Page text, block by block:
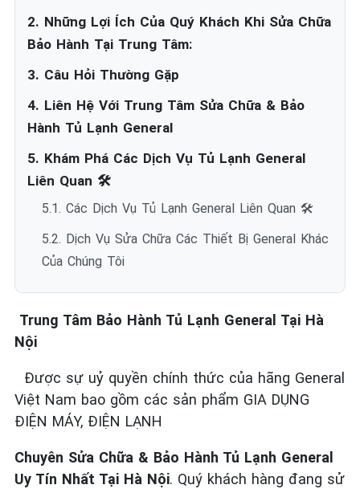
2. Những Lợi Ích Của Quý Khách Khi Sửa Chữa
Bảo Hành Tại Trung Tâm:
3. Câu Hỏi Thường Gặp
4. Liên Hệ Với Trung Tâm Sửa Chữa & Bảo
Hành Tủ Lạnh General
5. Khám Phá Các Dịch Vụ Tủ Lạnh General
Liên Quan 🛠️
5.1. Các Dịch Vụ Tủ Lạnh General Liên Quan 🛠️
5.2. Dịch Vụ Sửa Chữa Các Thiết Bị General Khác
Của Chúng Tôi
Trung Tâm Bảo Hành Tủ Lạnh General Tại Hà
Nội
Được sự uỷ quyền chính thức của hãng General
Việt Nam bao gồm các sản phẩm GIA DỤNG
ĐIỆN MÁY, ĐIỆN LẠNH
Chuyên Sửa Chữa & Bảo Hành Tủ Lạnh General
Uy Tín Nhất Tại Hà Nội. Quý khách hàng đang sử